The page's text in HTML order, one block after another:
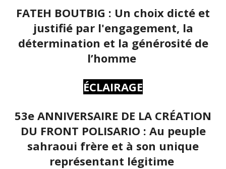
FATEH BOUTBIG : Un choix dicté et
justifié par l'engagement, la
détermination et la générosité de
l’homme
ÉCLAIRAGE
53e ANNIVERSAIRE DE LA CRÉATION
DU FRONT POLISARIO : Au peuple
sahraoui frère et à son unique
représentant légitime